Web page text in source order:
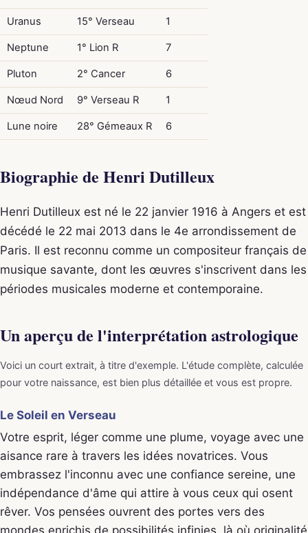
Uranus 15° Verseau 1
Neptune 1° Lion R 7
Pluton 2° Cancer 6
Nœud Nord 9° Verseau R 1
Lune noire 28° Gémeaux R 6
Biographie de Henri Dutilleux
Henri Dutilleux est né le 22 janvier 1916 à Angers et est
décédé le 22 mai 2013 dans le 4e arrondissement de
Paris. Il est reconnu comme un compositeur français de
musique savante, dont les œuvres s'inscrivent dans les
périodes musicales moderne et contemporaine.
Un aperçu de l'interprétation astrologique
Voici un court extrait, à titre d'exemple. L'étude complète, calculée
pour votre naissance, est bien plus détaillée et vous est propre.
Le Soleil en Verseau
Votre esprit, léger comme une plume, voyage avec une
aisance rare à travers les idées novatrices. Vous
embrassez l'inconnu avec une confiance sereine, une
indépendance d'âme qui attire à vous ceux qui osent
rêver. Vos pensées ouvrent des portes vers des